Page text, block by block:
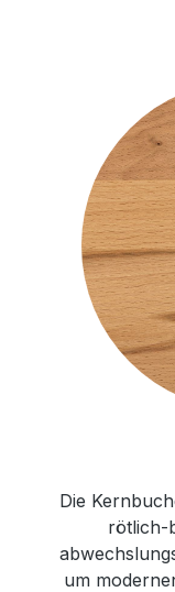
Die
rötlich-
um